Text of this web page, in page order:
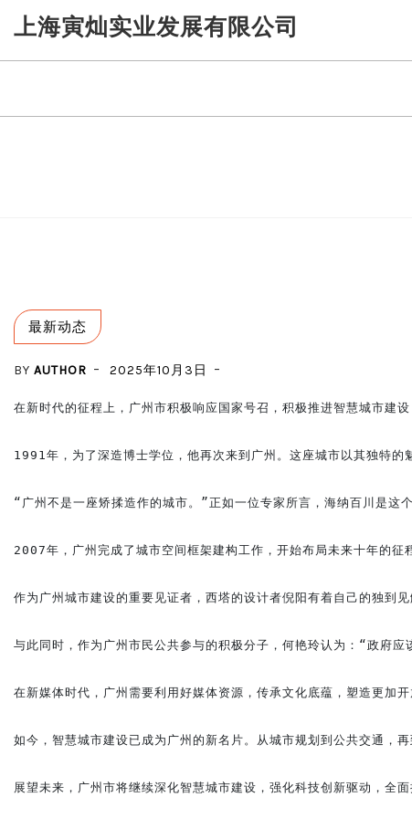
Skip
to
content
上海寅灿实业发展有限公司
最新动态
BY AUTHOR 2025年10月3日
在新时代的征程上，广州市积极响应国家号召，积极推进智慧城市建
1991年，为了深造博士学位，他再次来到广州。这座城市以其独特的
“广州不是一座矫揉造作的城市。”正如一位专家所言，海纳百川是这
2007年，广州完成了城市空间框架建构工作，开始布局未来十年的
作为广州城市建设的重要见证者，西塔的设计者倪阳有着自己的独到
与此同时，作为广州市民公共参与的积极分子，何艳玲认为：“政府
在新媒体时代，广州需要利用好媒体资源，传承文化底蕴，塑造更加
如今，智慧城市建设已成为广州的新名片。从城市规划到公共交通，